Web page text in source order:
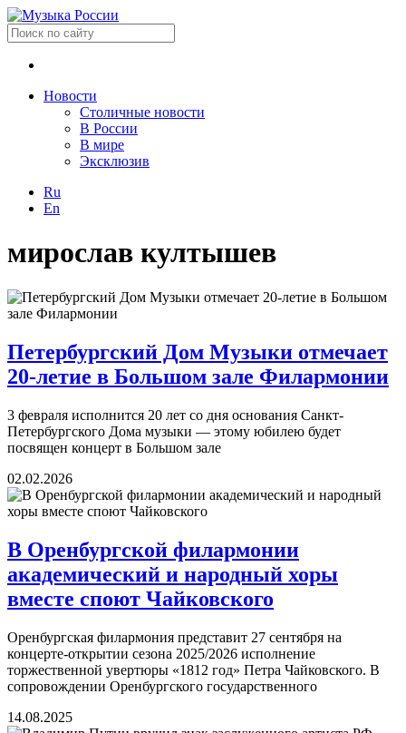
Новости
Столичные новости
В России
В мире
Эксклюзив
Ru
En
мирослав култышев
Петербургский Дом Музыки отмечает
20-летие в Большом зале Филармонии
3 февраля исполнится 20 лет со дня основания Санкт-
Петербургского Дома музыки — этому юбилею будет
посвящен концерт в Большом зале
02.02.2026
В Оренбургской филармонии
академический и народный хоры
вместе споют Чайковского
Оренбургская филармония представит 27 сентября на
концерте-открытии сезона 2025/2026 исполнение
торжественной увертюры «1812 год» Петра Чайковского. В
сопровождении Оренбургского государственного
14.08.2025